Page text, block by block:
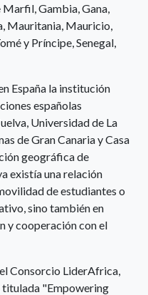
Gambia, Gana,
Mauritania, Mauricio,
y Príncipe, Senegal,
España la institución
españolas
Universidad de La
de Gran Canaria y Casa
geográfica de
existía una relación
de estudiantes o
sino también en
y cooperación con el
Consorcio LiderAfrica,
titulada "Empowering